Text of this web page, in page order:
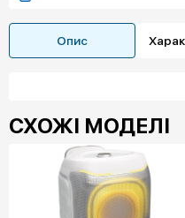
Опис
СХОЖІ МОДЕЛІ